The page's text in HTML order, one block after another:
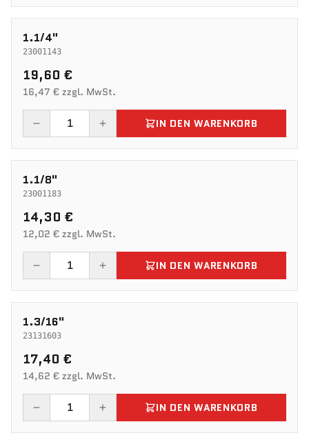
1.1/4"
23001143
19,60 €
16,47 € zzgl. MwSt.
IN DEN WARENKORB
1.1/8"
23001183
14,30 €
12,02 € zzgl. MwSt.
IN DEN WARENKORB
1.3/16"
23131603
17,40 €
14,62 € zzgl. MwSt.
IN DEN WARENKORB